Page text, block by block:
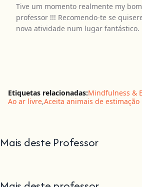
Tive um momento realmente my
professor !!! Recomendo-te se
nova atividade num lugar fantástico.
Etiquetas relacionadas:Mindfulness &
Ao ar livre,Aceita animais de estimação
Mais deste Professor